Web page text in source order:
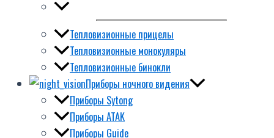
Тепловизионные прицелы
Тепловизионные монокуляры
Тепловизионные бинокли
Приборы ночного видения
Приборы Sytong
Приборы ATAK
Приборы Guide